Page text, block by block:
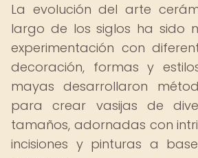
La evolución del arte
largo de los siglos ha sido
experimentación con
decoración, formas y
mayas desarrollaron
para crear vasijas de
tamaños, adornadas con
incisiones y pinturas a